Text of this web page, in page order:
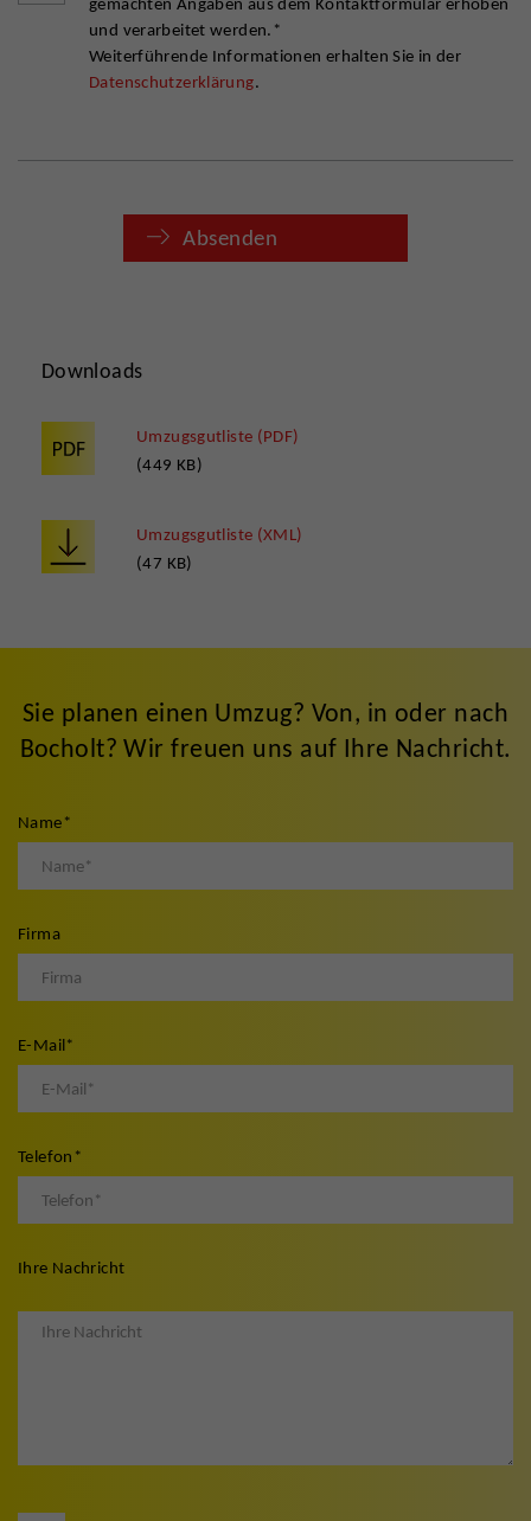
und verarbeitet werden.*
Weiterführende Informationen erhalten Sie in der
Datenschutzerklärung.
Absenden
Downloads
Umzugsgutliste (PDF)
(449 KB)
Umzugsgutliste (XML)
(47 KB)
Sie planen einen Umzug? Von, in oder nach
Bocholt? Wir freuen uns auf Ihre Nachricht.
Name*
Firma
E-Mail*
Telefon *
Ihre Nachricht